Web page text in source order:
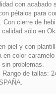
con
pétalos para
Con cierre de
sólo en
piel y con
en color
problemas.
Rango de tallas: